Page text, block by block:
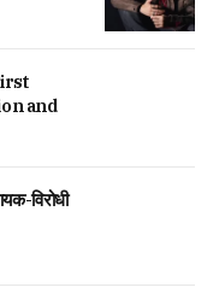
and
विरोधी